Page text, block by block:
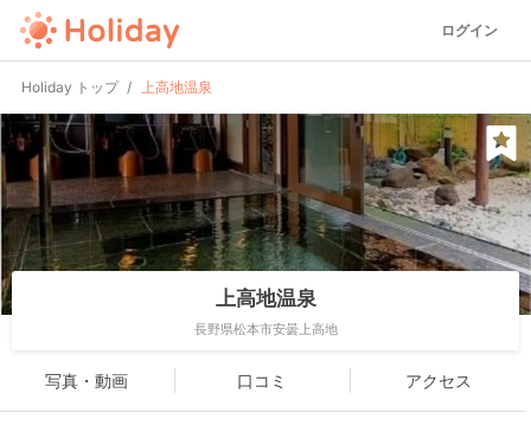
ログイン
Holiday トップ 上高地温泉
上高地温泉
長野県松本市安曇上高地
写真・動画 口コミ アクセス